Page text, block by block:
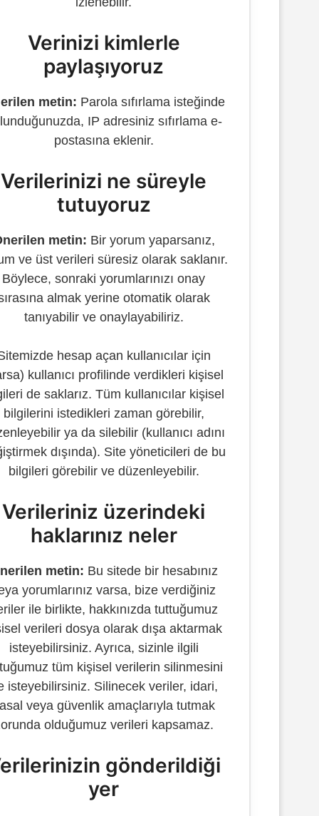
Verinizi kimlerle
paylaşıyoruz
metin: Parola sıfırlama isteğinde
IP adresiniz sıfırlama e-
postasına eklenir.
Verilerinizi ne süreyle
tutuyoruz
metin: Bir yorum yaparsanız,
ve üst verileri süresiz olarak saklanır.
Böylece, sonraki yorumlarınızı onay
almak yerine otomatik olarak
tanıyabilir ve onaylayabiliriz.
hesap açan kullanıcılar için
kullanıcı profilinde verdikleri kişisel
de saklarız. Tüm kullanıcılar kişisel
bilgilerini istedikleri zaman görebilir,
ya da silebilir (kullanıcı adını
dışında). Site yöneticileri de bu
bilgileri görebilir ve düzenleyebilir.
Verileriniz üzerindeki
haklarınız neler
metin: Bu sitede bir hesabınız
yorumlarınız varsa, bize verdiğiniz
ile birlikte, hakkınızda tuttuğumuz
verileri dosya olarak dışa aktarmak
isteyebilirsiniz. Ayrıca, sizinle ilgili
tüm kişisel verilerin silinmesini
isteyebilirsiniz. Silinecek veriler, idari,
veya güvenlik amaçlarıyla tutmak
olduğumuz verileri kapsamaz.
gönderildiği
yer